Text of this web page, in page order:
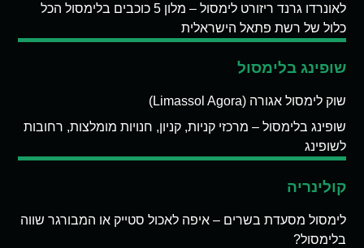
לאונרדו גרנד ריזורט לימסול – מלון 5 כוכבים בלימסול הכל
כלול של רשת פתאל הישראלית
שופינג בלימסול
שוק לימסול אגורה (Limassol Agora)
שופינג בלימסול – מרכזי קניות, קניון, חנויות מומלצות, רחובות
לשופינג
קולינריה
לימסול מסעדת בשרים – איפה לאכול סטייק או המבורגר שווה
בלימסול?